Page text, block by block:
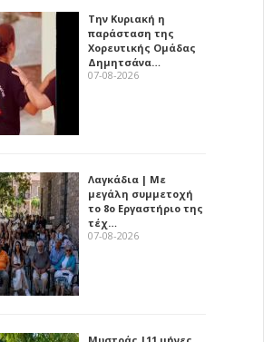
Την Κυριακή η
παράσταση της
Χορευτικής Ομάδας
Δημητσάνα…
07-08-2026
Λαγκάδια | Με
μεγάλη συμμετοχή
το 8ο Εργαστήριο της
τέχ…
07-08-2026